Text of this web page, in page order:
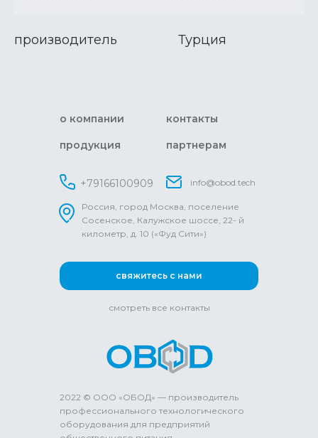
производитель Турция
2022 © ООО «ОБОД» — производитель
профессионального технологического
оборудования для предприятий
о компании
продукция
контакты
партнерам
свяжитесь с нами
смотреть все контакты
info@obod.tech
Россия, город Москва, поселение
Сосенское, Калужское шоссе, 22- й
километр, д. 10 («Фуд Сити»)
+79166100909